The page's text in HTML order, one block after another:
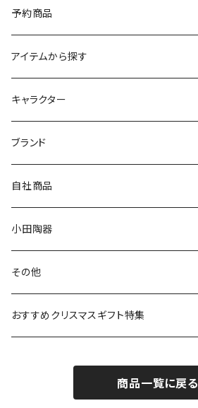
予約商品
アイテムから探す
九谷焼
マグ＆カップ
プレート
ボウル
ガラスウェア
カトラリー
キャラクター
ムーミン
80th記念アイテム
リトルミイの日記念アイテム
MOOMIN ANIMATION
スヌーピー
ピーターラビット
ポケットモンスター
mofusand（モフサンド）
ブランド
LA AMYS(エミーズ)
LISA LARSON(リサラーソン)
LAURA ASHLEY(ローラ アシュレイ)
Finlayson(フィンレイソン)
自社商品
ねこ企画
Cecera(セセラ)
CELEC(セレック)
小田陶器
さざなみ
吉祥
メイメイウェア
その他
リサイクル食器
おすすめクリスマスギフト特集
商品一覧に戻る